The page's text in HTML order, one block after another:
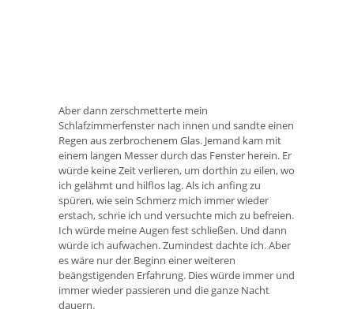
Aber dann zerschmetterte mein
Schlafzimmerfenster nach innen und sandte einen
Regen aus zerbrochenem Glas. Jemand kam mit
einem langen Messer durch das Fenster herein. Er
würde keine Zeit verlieren, um dorthin zu eilen, wo
ich gelähmt und hilflos lag. Als ich anfing zu
spüren, wie sein Schmerz mich immer wieder
erstach, schrie ich und versuchte mich zu befreien.
Ich würde meine Augen fest schließen. Und dann
würde ich aufwachen. Zumindest dachte ich. Aber
es wäre nur der Beginn einer weiteren
beängstigenden Erfahrung. Dies würde immer und
immer wieder passieren und die ganze Nacht
dauern.